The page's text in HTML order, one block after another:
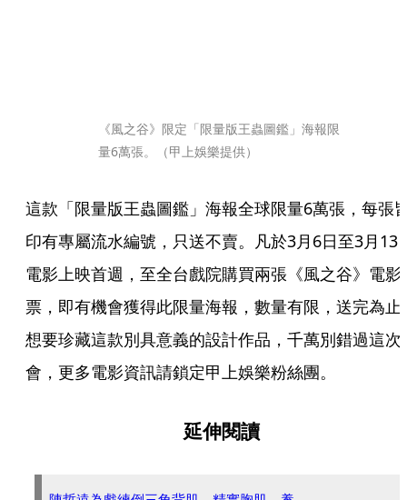
《風之谷》限定「限量版王蟲圖鑑」海報限
量6萬張。（甲上娛樂提供）
這款「限量版王蟲圖鑑」海報全球限量6萬張，每張
印有專屬流水編號，只送不賣。凡於3月6日至3月13
電影上映首週，至全台戲院購買兩張《風之谷》電影
票，即有機會獲得此限量海報，數量有限，送完為止
想要珍藏這款別具意義的設計作品，千萬別錯過這次
會，更多電影資訊請鎖定甲上娛樂粉絲團。
延伸閱讀